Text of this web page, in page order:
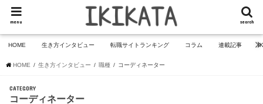
search
menu
HOME 生き方インタビュー 転職サイトランキング コラム 連載記事
HOME 生き方インタビュー 職種 コーディネーター
CATEGORY
コーディネーター